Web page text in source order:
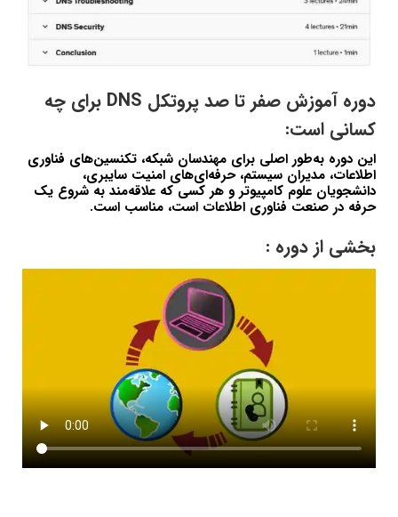
دوره آموزش صفر تا صد پروتکل DNS برای چه
کسانی است:
این دوره به‌طور اصلی برای مهندسان شبکه، تکنسین‌های فناوری
اطلاعات، مدیران سیستم، حرفه‌ای‌های امنیت سایبری،
دانشجویان علوم کامپیوتر و هر کسی که علاقه‌مند به شروع یک
حرفه در صنعت فناوری اطلاعات است، مناسب است.
بخشی از دوره :